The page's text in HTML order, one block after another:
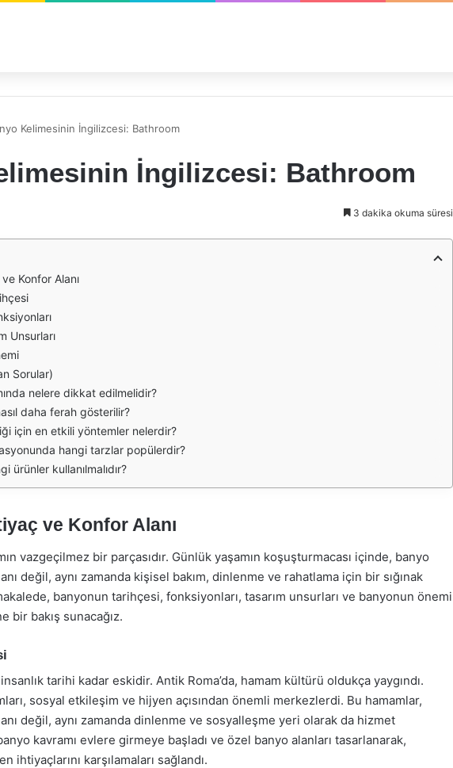
Kelimesinin İngilizcesi: Bathroom
İngilizcesi: Bathroom
3 dakika okuma süresi
Konfor Alanı
Unsurları
Sorular)
nelere dikkat edilmelidir?
daha ferah gösterilir?
için en etkili yöntemler nelerdir?
hangi tarzlar popülerdir?
ürünler kullanılmalıdır?
ve Konfor Alanı
vazgeçilmez bir parçasıdır. Günlük yaşamın koşuşturmacası içinde, banyo
değil, aynı zamanda kişisel bakım, dinlenme ve rahatlama için bir sığınak
banyonun tarihçesi, fonksiyonları, tasarım unsurları ve banyonun önemi
bir bakış sunacağız.
tarihi kadar eskidir. Antik Roma’da, hamam kültürü oldukça yaygındı.
sosyal etkileşim ve hijyen açısından önemli merkezlerdi. Bu hamamlar,
değil, aynı zamanda dinlenme ve sosyalleşme yeri olarak da hizmet
kavramı evlere girmeye başladı ve özel banyo alanları tasarlanarak,
ihtiyaçlarını karşılamaları sağlandı.